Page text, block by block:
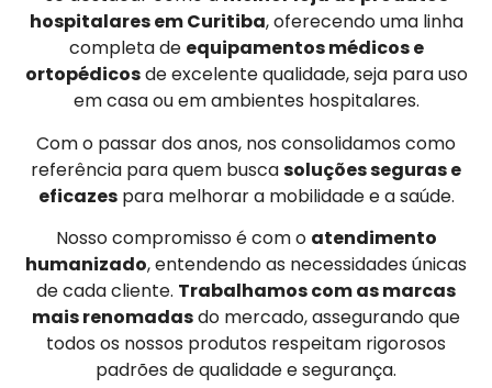
hospitalares em Curitiba, oferecendo uma linha
completa de equipamentos médicos e
ortopédicosde excelente qualidade, seja para uso
em casa ou em ambientes hospitalares.
Com o passar dos anos, nos consolidamos como
referência para quem buscasoluções seguras e
eficazespara melhorar a mobilidade e a saúde.
Nosso compromisso é com o atendimento
humanizado, entendendo as necessidades únicas
de cada cliente. Trabalhamos com as marcas
mais renomadasdo mercado, assegurando que
todos os nossos produtos respeitam rigorosos
padrões de qualidade e segurança.